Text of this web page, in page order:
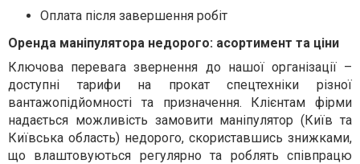
Оплата після завершення робіт
Оренда маніпулятора недорого: асортимент та ціни
Ключова перевага звернення до нашої організації –
доступні тарифи на прокат спецтехніки різної
вантажопідйомності та призначення. Клієнтам фірми
надається можливість замовити маніпулятор (Київ та
Київська область) недорого, скориставшись знижками,
що влаштовуються регулярно та роблять співпрацю